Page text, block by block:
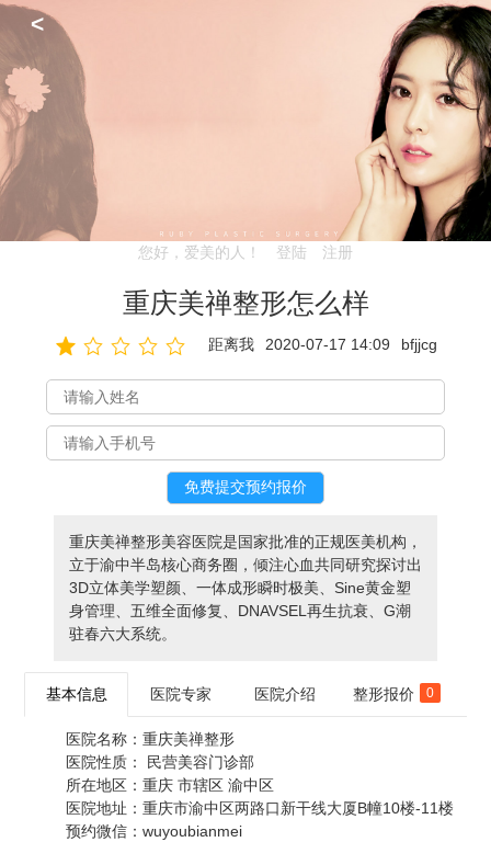
<
您好，爱美的人！ 登陆 注册
重庆美禅整形怎么样
距离我 2020-07-17 14:09 bfjjcg
重庆美禅整形美容医院是国家批准的正规医美机构，
立于渝中半岛核心商务圈，倾注心血共同研究探讨出
3D立体美学塑颜、一体成形瞬时极美、Sine黄金塑
身管理、五维全面修复、DNAVSEL再生抗衰、G潮
驻春六大系统。
基本信息 医院专家 医院介绍 整形报价 0
医院名称：重庆美禅整形
医院性质：
民营美容门诊部
所在地区：重庆 市辖区 渝中区
医院地址：重庆市渝中区两路口新干线大厦B幢10楼-11楼
预约微信：wuyoubianmei